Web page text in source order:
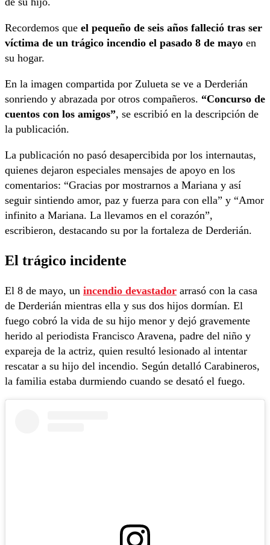
Recordemos que el pequeño de seis años falleció tras ser
víctima de un trágico incendio el pasado 8 de mayo en
su hogar.
En la imagen compartida por Zulueta se ve a Derderián
sonriendo y abrazada por otros compañeros. “Concurso de
cuentos con los amigos”, se escribió en la descripción de
la publicación.
La publicación no pasó desapercibida por los internautas,
quienes dejaron especiales mensajes de apoyo en los
comentarios: “Gracias por mostrarnos a Mariana y así
seguir sintiendo amor, paz y fuerza para con ella” y “Amor
infinito a Mariana. La llevamos en el corazón”,
escribieron, destacando su por la fortaleza de Derderián.
El trágico incidente
El 8 de mayo, un incendio devastador arrasó con la casa
de Derderián mientras ella y sus dos hijos dormían. El
fuego cobró la vida de su hijo menor y dejó gravemente
herido al periodista Francisco Aravena, padre del niño y
expareja de la actriz, quien resultó lesionado al intentar
rescatar a su hijo del incendio. Según detalló Carabineros,
la familia estaba durmiendo cuando se desató el fuego.